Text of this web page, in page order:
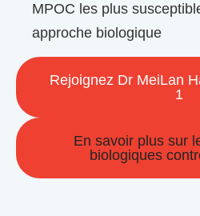
MPOC les plus
approche biologique
Rejoignez Dr MeiLan
1
En savoir plus sur
biologiques